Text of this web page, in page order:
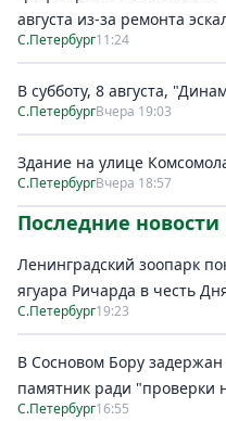
августа из-за ремонта
С.Петербург11:24
В субботу, 8 августа,
С.ПетербургВчера 19:03
Здание на улице
С.ПетербургВчера 18:57
Последние новости
Ленинградский зоопарк
ягуара Ричарда в честь
С.Петербург19:23
В Сосновом Бору
памятник ради "проверки
С.Петербург16:55